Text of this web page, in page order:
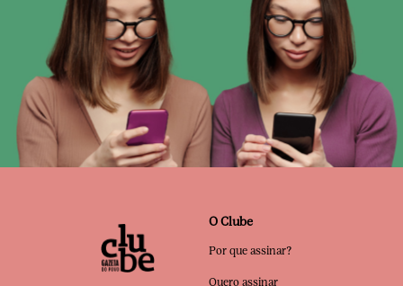
O Clube
Por que assinar?
Quero assinar